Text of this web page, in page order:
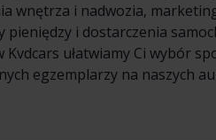
wnętrza i nadwozia,
pieniędzy i dostarczenia
Kvdcars ułatwiamy Ci wybór
egzemplarzy na naszych